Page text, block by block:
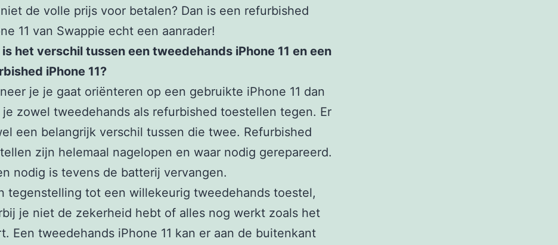
de volle prijs voor betalen? Dan is een refurbished
11 van Swappie echt een aanrader!
het verschil tussen een tweedehands iPhone 11 en een
iPhone 11?
je je gaat oriënteren op een gebruikte iPhone 11 dan
je zowel tweedehands als refurbished toestellen tegen. Er
een belangrijk verschil tussen die twee. Refurbished
zijn helemaal nagelopen en waar nodig gerepareerd.
nodig is tevens de batterij vervangen.
tegenstelling tot een willekeurig tweedehands toestel,
je niet de zekerheid hebt of alles nog werkt zoals het
Een tweedehands iPhone 11 kan er aan de buitenkant